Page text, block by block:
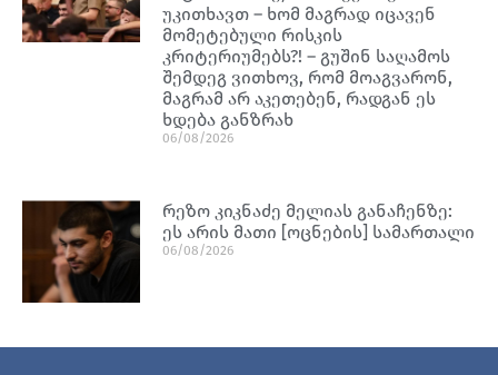
უკითხავთ – ხომ მაგრად იცავენ
მომეტებული რისკის
კრიტერიუმებს?! – გუშინ საღამოს
შემდეგ ვითხოვ, რომ მოაგვარონ,
მაგრამ არ აკეთებენ, რადგან ეს
ხდება განზრახ
06/08/2026
რეზო კიკნაძე მელიას განაჩენზე:
ეს არის მათი [ოცნების] სამართალი
06/08/2026